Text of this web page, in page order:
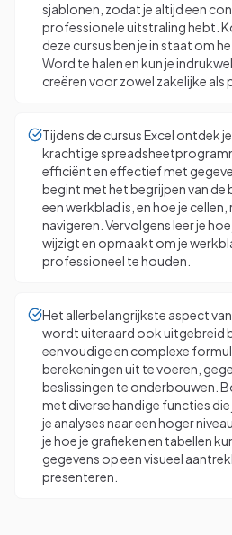
sjablonen, zodat je altijd een
professionele uitstraling hebt.
deze cursus ben je in staat om
Word te halen en kun je
creëren voor zowel zakelijke als
Tijdens de cursus Excel ontdek
krachtige
efficiënt en effectief met
begint met het begrijpen van de
een werkblad is, en hoe je
navigeren. Vervolgens leer je
wijzigt en opmaakt om je
professioneel te houden.
Het allerbelangrijkste aspect
wordt uiteraard ook uitgebreid
eenvoudige en complexe
berekeningen uit te voeren,
beslissingen te onderbouwen.
met diverse handige functies die
je analyses naar een hoger
je hoe je grafieken en tabellen
gegevens op een visueel
presenteren.